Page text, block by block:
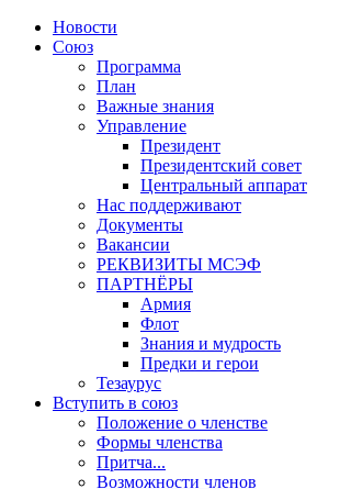
Новости
Союз
Программа
План
Важные знания
Управление
Президент
Президентский совет
Центральный аппарат
Нас поддерживают
Документы
Вакансии
РЕКВИЗИТЫ МСЭФ
ПАРТНЁРЫ
Армия
Флот
Знания и мудрость
Предки и герои
Тезаурус
Вступить в союз
Положение о членстве
Формы членства
Притча...
Возможности членов